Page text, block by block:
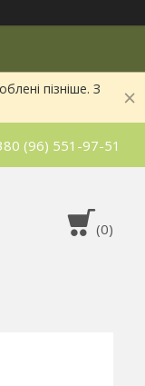
пізніше. З
(96) 551-97-51